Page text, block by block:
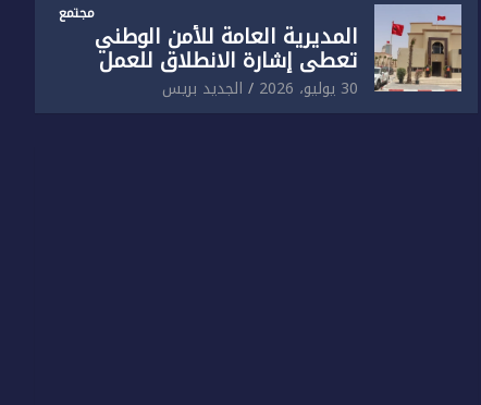
مجتمع
المديرية العامة للأمن الوطني
تعطي إشارة الانطلاق للعمل
بالمقر الجديد للدائرة الثالثة
للشرطة بولاية أمن العيون
30 يوليو، 2026 الجديد بريس